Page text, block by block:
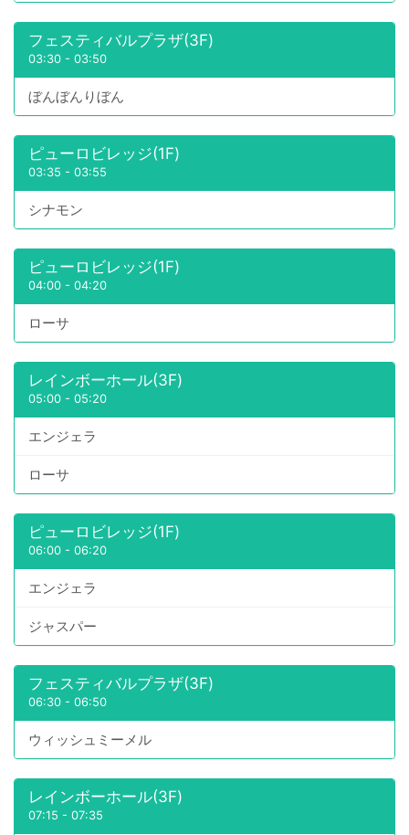
フェスティバルプラザ(3F)
03:30 - 03:50
ぼんぼんりぼん
ピューロビレッジ(1F)
03:35 - 03:55
シナモン
ピューロビレッジ(1F)
04:00 - 04:20
ローサ
レインボーホール(3F)
05:00 - 05:20
エンジェラ
ローサ
ピューロビレッジ(1F)
06:00 - 06:20
エンジェラ
ジャスパー
フェスティバルプラザ(3F)
06:30 - 06:50
ウィッシュミーメル
レインボーホール(3F)
07:15 - 07:35